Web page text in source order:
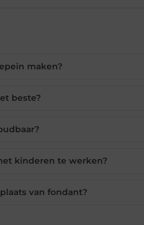
maken?
beste?
kinderen te werken?
van fondant?